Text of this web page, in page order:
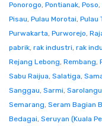
Ponorogo, Pontianak, Poso,
Pisau, Pulau Morotai, Pulau
Purwakarta, Purworejo,
pabrik, rak industri, rak
Rejang Lebong, Rembang,
Sabu Raijua, Salatiga,
Sanggau, Sarmi,
Semarang, Seram Bagian
Bedagai, Seruyan (Kuala